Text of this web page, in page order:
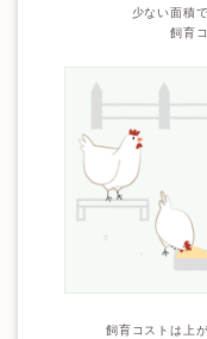
少ない面積
飼育
飼育コストは上